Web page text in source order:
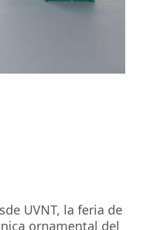
UVNT, la feria de
ornamental del